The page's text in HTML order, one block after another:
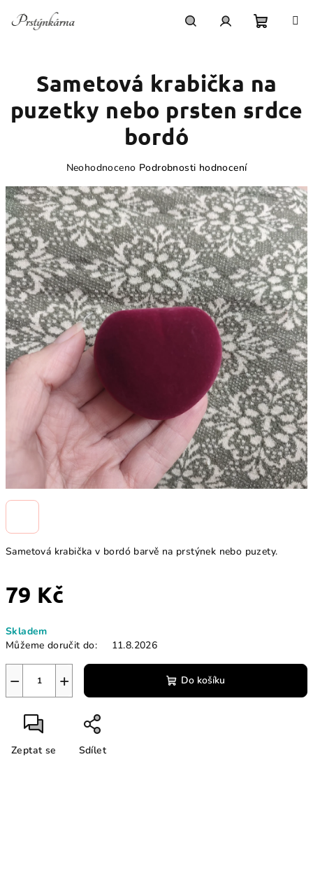
košík
Sametová krabička v bordó barvě na prstýnek nebo puzety.
79 Kč
cena:
Skladem
Můžeme doručit do:
11.8.2026
+
− Do košíku
Zeptat se Sdílet
Sametová krabička na
puzetky nebo prsten srdce
bordó
produktu
je
0,0
z
5
hvězdiček.
Neohodnoceno Podrobnosti hodnocení